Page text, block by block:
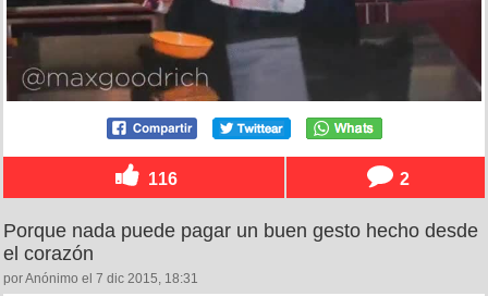
116 2
Porque nada puede pagar un buen gesto hecho desde
el corazón
por Anónimo el 7 dic 2015, 18:31